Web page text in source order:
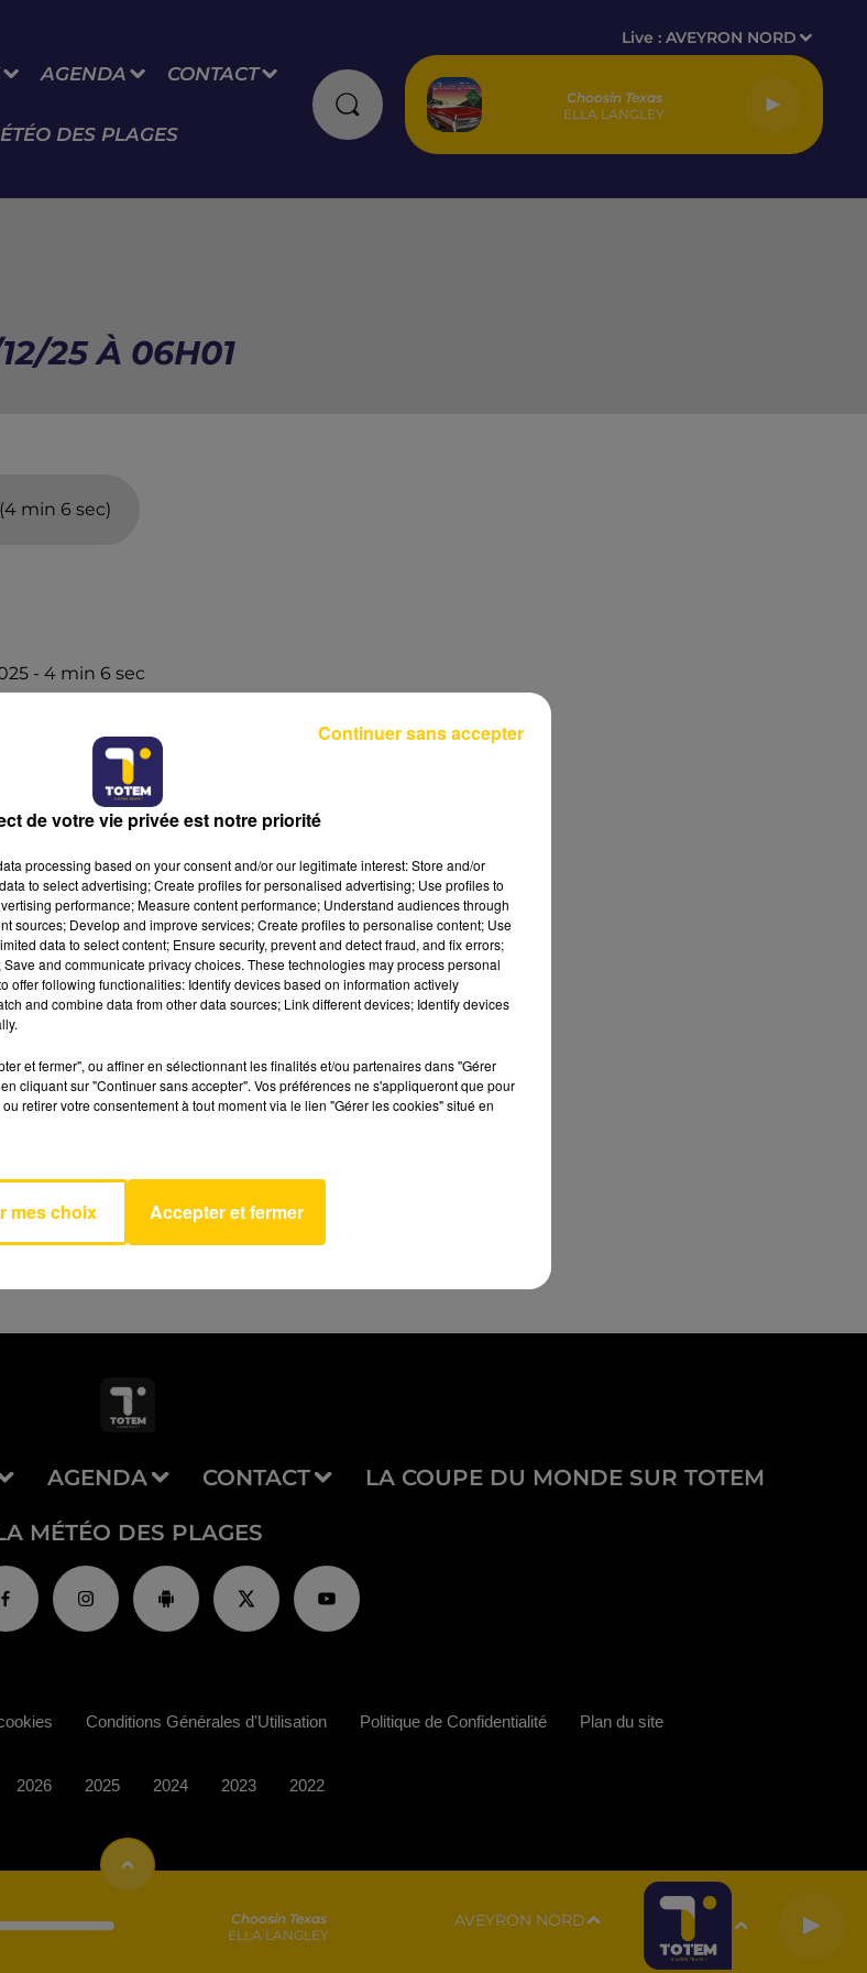
AGENDA CONTACT
DES PLAGES
Live :AVEYRON NORD
Choosin Texas
ELLA LANGLEY
25 À 06H01
min 6 sec)
- 4 min 6 sec
NORD
AGENDA CONTACT LA COUPE DU MONDE SUR TOTEM
MÉTÉO DES PLAGES
Choosin Texas
ELLA LANGLEY
AVEYRON NORD
Conditions Générales d'Utilisation Politique de Confidentialité Plan du site
2026 2025 2024 2023 2022
de votre vie privée est notre priorité
processing based on your consent and/or our legitimate interest: Store and/or
to select advertising; Create profiles for personalised advertising; Use profiles to
performance; Measure content performance; Understand audiences through
sources; Develop and improve services; Create profiles to personalise content; Use
data to select content; Ensure security, prevent and detect fraud, and fix errors;
and communicate privacy choices. These technologies may process personal
offer following functionalities: Identify devices based on information actively
and combine data from other data sources; Link different devices; Identify devices
et fermer", ou affiner en sélectionnant les finalités et/ou partenaires dans "Gérer
cliquant sur "Continuer sans accepter". Vos préférences ne s'appliqueront que pour
retirer votre consentement à tout moment via le lien "Gérer les cookies" situé en
mes choix Accepter et fermer
Continuer sans accepter